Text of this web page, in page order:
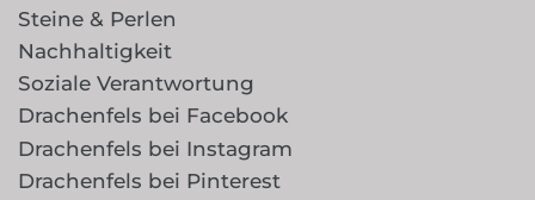
Steine & Perlen
Nachhaltigkeit
Soziale Verantwortung
Drachenfels bei Facebook
Drachenfels bei Instagram
Drachenfels bei Pinterest